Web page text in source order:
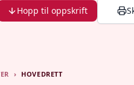
Hopp til oppskrift
› HOVEDRETT